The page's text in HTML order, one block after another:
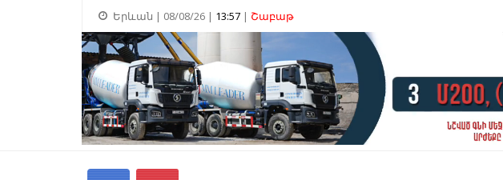
Երևան | 08/08/26 | 13:57 | Շաբաթ